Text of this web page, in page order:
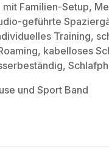
mit Familien-Setup,
geführte
Training,
kabelloses
und Sport Band